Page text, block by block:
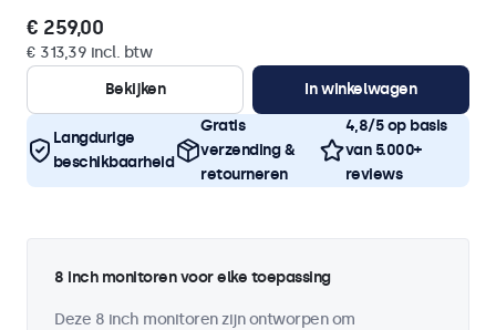
€ 259,00
€ 313,39 incl. btw
Bekijken
In winkelwagen
Langdurige
beschikbaarheid
Gratis
verzending &
retourneren
4,8/5 op basis
van 5.000+
reviews
8 inch monitoren voor elke toepassing
Deze 8 inch monitoren zijn ontworpen om